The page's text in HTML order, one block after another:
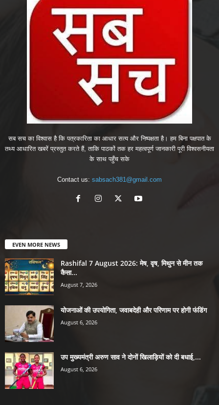
सब सच का विश्वास है कि पत्रकारिता का आधार सत्य और निष्पक्षता है। हम बिना पक्षपात के
तथ्य आधारित खबरें प्रस्तुत करते हैं, ताकि पाठकों तक हर महत्वपूर्ण जानकारी पूरी विश्वसनीयता
के साथ पहुँच सके
Contact us: sabsach381@gmail.com
EVEN MORE NEWS
Rashifal 7 August 2026: मेष, वृष, मिथुन से मीन तक
कैसा...
August 7, 2026
योजनाओं की उपयोगिता, जवाबदेही और परिणाम पर होगी फंडिंग
August 6, 2026
उप मुख्यमंत्री अरुण साव ने दोनों खिलाड़ियों को दी बधाई,...
August 6, 2026